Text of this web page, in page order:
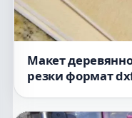
Макет
резки формат